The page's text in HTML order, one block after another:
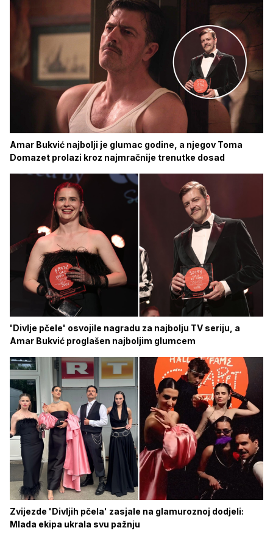
Amar Bukvić najbolji je glumac godine, a njegov Toma
Domazet prolazi kroz najmračnije trenutke dosad
'Divlje pčele' osvojile nagradu za najbolju TV seriju, a
Amar Bukvić proglašen najboljim glumcem
Zvijezde 'Divljih pčela' zasjale na glamuroznoj dodjeli:
Mlada ekipa ukrala svu pažnju